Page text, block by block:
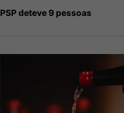
PSP deteve 9 pessoas